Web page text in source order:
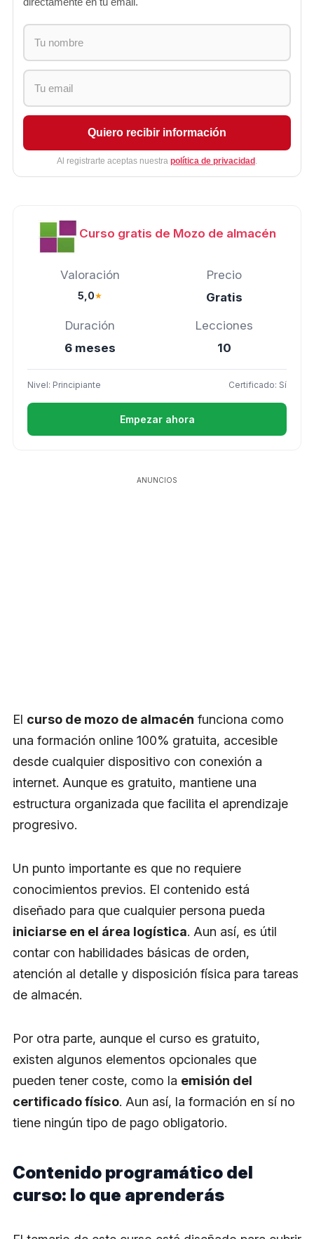
Quiero recibir información
Al registrarte aceptas nuestra política de privacidad .
Curso gratis de Mozo de almacén
Valoración
5,0★
Precio
Gratis
Duración
6 meses
Lecciones
10
Nivel: Principiante Certificado: Sí
Empezar ahora
ANUNCIOS
El curso de mozo de almacén funciona como
una formación online 100% gratuita, accesible
desde cualquier dispositivo con conexión a
internet. Aunque es gratuito, mantiene una
estructura organizada que facilita el aprendizaje
progresivo.
Un punto importante es que no requiere
conocimientos previos. El contenido está
diseñado para que cualquier persona pueda
iniciarse en el área logística. Aun así, es útil
contar con habilidades básicas de orden,
atención al detalle y disposición física para tareas
de almacén.
Por otra parte, aunque el curso es gratuito,
existen algunos elementos opcionales que
pueden tener coste, como la emisión del
certificado físico. Aun así, la formación en sí no
tiene ningún tipo de pago obligatorio.
Contenido programático del
curso: lo que aprenderás